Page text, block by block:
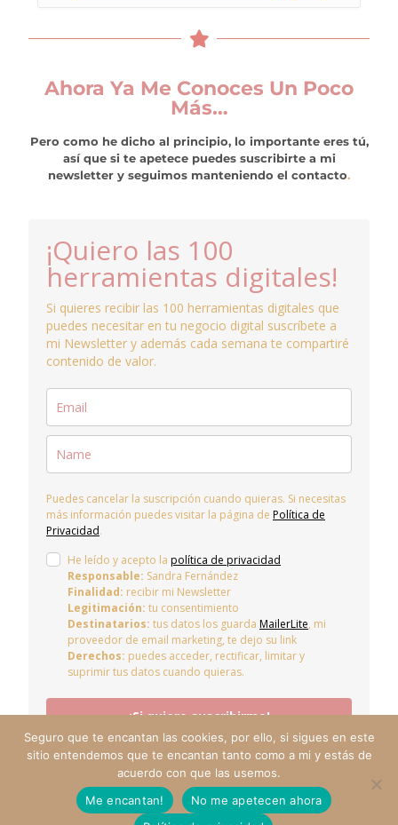
Ahora Ya Me Conoces Un Poco
Más…
Pero como he dicho al principio, lo importante eres tú,
así que si te apetece puedes suscribirte a mi
newsletter y seguimos manteniendo el contacto.
¡Quiero las 100
herramientas digitales!
Si quieres recibir las 100 herramientas digitales que
puedes necesitar en tu negocio digital suscríbete a
mi Newsletter y además cada semana te compartiré
contenido de valor.
Puedes cancelar la suscripción cuando quieras. Si necesitas
más información puedes visitar la página de Política de
Privacidad.
He leído y acepto la política de privacidad
Responsable: Sandra Fernández
Finalidad: recibir mi Newsletter
Legitimación: tu consentimiento
Destinatarios: tus datos los guarda MailerLite, mi
proveedor de email marketing, te dejo su link
Derechos: puedes acceder, rectificar, limitar y
suprimir tus datos cuando quieras.
¡Si quiero suscribirme!
Seguro que te encantan las cookies, por ello, si sigues en este
sitio entendemos que te encantan tanto como a mi y estás de
acuerdo con que las usemos.
Me encantan!
No me apetecen ahora